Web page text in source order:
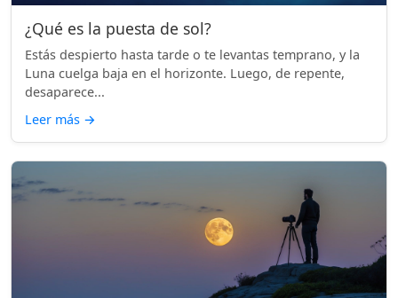
¿Qué es la puesta de sol?
Estás despierto hasta tarde o te levantas temprano, y la
Luna cuelga baja en el horizonte. Luego, de repente,
desaparece...
Leer más →